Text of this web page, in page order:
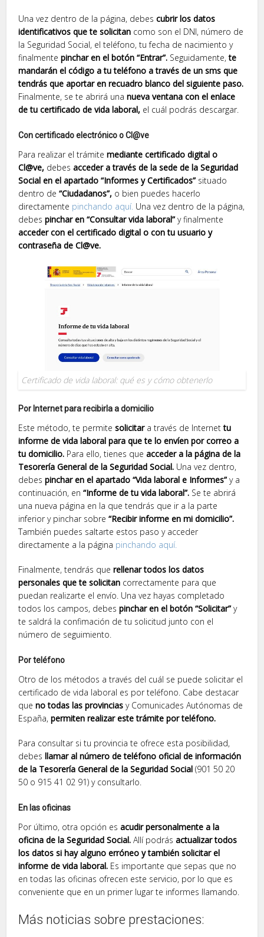
Una vez dentro de la página, debescubrir los datos
identificativos que te solicitan como son el DNI, número de
la Seguridad Social, el teléfono, tu fecha de nacimiento y
finalmentepinchar en el botón “Entrar”. Seguidamente,te
mandarán el código a tu teléfono a través de un sms que
tendrás que aportar en recuadro blanco del siguiente paso.
Finalmente, se te abrirá unanueva ventana con el enlace
de tu certificado de vida laboral, el cuál podrás descargar.
Con certificado electrónico o Cl@ve
Para realizar el trámitemediante certificado digital o
Cl@ve, debesacceder a través de la sede de la Seguridad
Social en el apartado “Informes y Certificados”situado
dentro de “Ciudadanos”, o bien puedes hacerlo
directamente pinchando aquí. Una vez dentro de la página,
debespinchar en “Consultar vida laboral”y finalmente
acceder con el certificado digital o con tu usuario y
contraseña de Cl@ve.
Certificado de vida laboral: qué es y cómo obtenerlo
Por Internet para recibirla a domicilio
Este método, te permitesolicitara través de Internettu
informe de vida laboral para que te lo envíen por correo a
tu domicilio. Para ello, tienes queacceder a la página de la
Tesorería General de la Seguridad Social. Una vez dentro,
debespinchar en el apartado “Vida laboral e Informes”y a
continuación, en“Informe de tu vida laboral”. Se te abrirá
una nueva página en la que tendrás que ir a la parte
inferior y pinchar sobre “Recibir informe en mi domicilio”.
También puedes saltarte estos paso y acceder
directamente a la página pinchando aquí.
Finalmente, tendrás querellenar todos los datos
personales que te solicitan correctamente para que
puedan realizarte el envío. Una vez hayas completado
todos los campos, debespinchar en el botón “Solicitar”y
te saldrá la confimación de tu solicitud junto con el
número de seguimiento.
Por teléfono
Otro de los métodos a través del cuál se puede solicitar el
certificado de vida laboral es por teléfono. Cabe destacar
queno todas las provincias y Comunicades Autónomas de
España,permiten realizar este trámite por teléfono.
Para consultar si tu provincia te ofrece esta posibilidad,
debesllamar al número de teléfono oficial de información
de la Tesorería General de la Seguridad Social (901 50 20
50 o 915 41 02 91) y consultarlo.
En las oficinas
Por último, otra opción esacudir personalmente a la
oficina de la Seguridad Social. Allí podrásactualizar todos
los datos si hay alguno erróneo y también solicitar el
informe de vida laboral. Es importante que sepas que no
en todas las oficinas ofrecen este servicio, por lo que es
conveniente que en un primer lugar te informes llamando.
Más noticias sobre prestaciones: